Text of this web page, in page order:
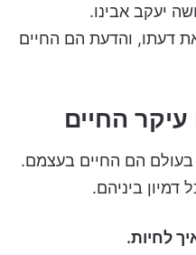
יעקב אבינו.
דעתו, והדעת הם החיים
החיים
הם החיים בעצמם.
דמיון ביניהם.
לחיות.